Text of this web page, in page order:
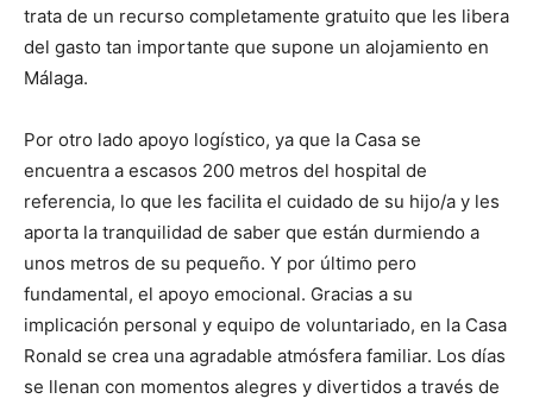
trata de un recurso completamente gratuito que les libera
del gasto tan importante que supone un alojamiento en
Málaga.
Por otro lado apoyo logístico, ya que la Casa se
encuentra a escasos 200 metros del hospital de
referencia, lo que les facilita el cuidado de su hijo/a y les
aporta la tranquilidad de saber que están durmiendo a
unos metros de su pequeño. Y por último pero
fundamental, el apoyo emocional. Gracias a su
implicación personal y equipo de voluntariado, en la Casa
Ronald se crea una agradable atmósfera familiar. Los días
se llenan con momentos alegres y divertidos a través de